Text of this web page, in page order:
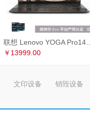
￥13999.00
文印设备 销毁设备